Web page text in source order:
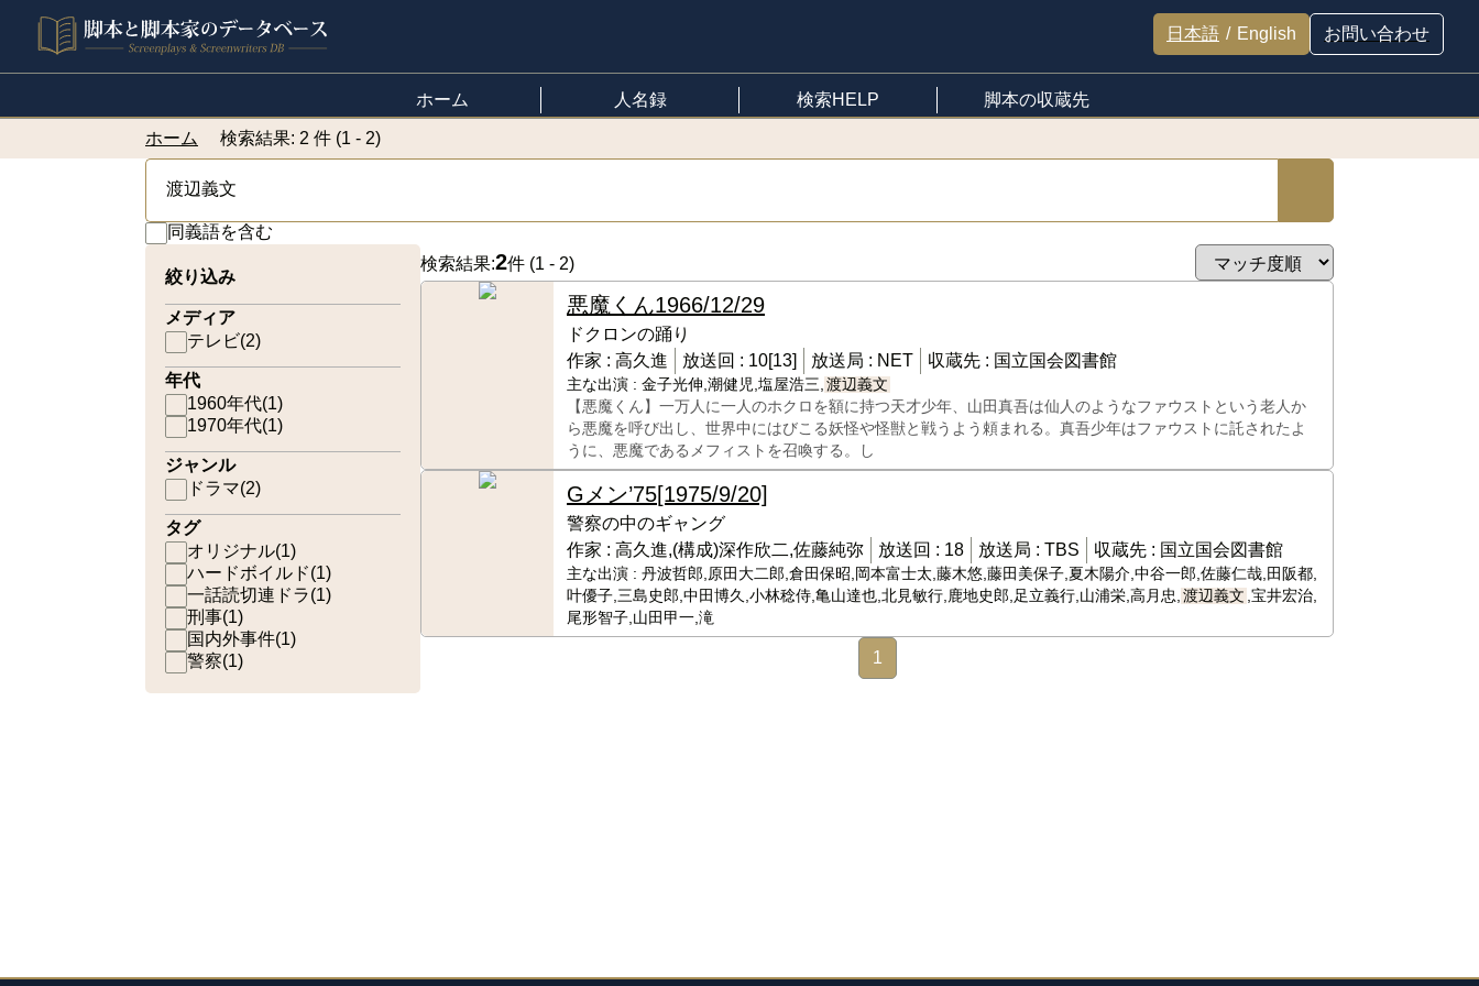
日本語 / English お問い合わせ
ホーム 人名録 検索HELP 脚本の収蔵先
ホーム 検索結果: 2 件 (1 - 2)
同義語を含む
絞り込み
メディア
テレビ(2)
年代
1960年代(1)
1970年代(1)
ジャンル
ドラマ(2)
タグ
オリジナル(1)
ハードボイルド(1)
一話読切連ドラ(1)
刑事(1)
国内外事件(1)
警察(1)
検索結果:2件 (1 - 2)
悪魔くん1966/12/29
ドクロンの踊り
作家 : 高久進 放送回 : 10[13] 放送局 : NET 収蔵先 : 国立国会図書館
主な出演 : 金子光伸,潮健児,塩屋浩三, 渡辺義文
【悪魔くん】一万人に一人のホクロを額に持つ天才少年、山田真吾は仙人のようなファウストという老人か
ら悪魔を呼び出し、世界中にはびこる妖怪や怪獣と戦うよう頼まれる。真吾少年はファウストに託されたよ
うに、悪魔であるメフィストを召喚する。し
Gメン’75[1975/9/20]
警察の中のギャング
作家 : 高久進,(構成)深作欣二,佐藤純弥 放送回 : 18 放送局 : TBS 収蔵先 : 国立国会図書館
主な出演 : 丹波哲郎,原田大二郎,倉田保昭,岡本富士太,藤木悠,藤田美保子,夏木陽介,中谷一郎,佐藤仁哉,田阪都,
叶優子,三島史郎,中田博久,小林稔侍,亀山達也,北見敏行,鹿地史郎,足立義行,山浦栄,高月忠, 渡辺義文 ,宝井宏治,
尾形智子,山田甲一,滝
1